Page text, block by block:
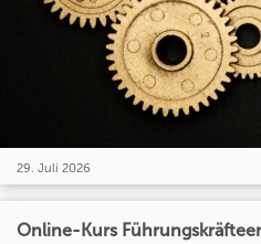
29. Juli 2026
Online-Kurs